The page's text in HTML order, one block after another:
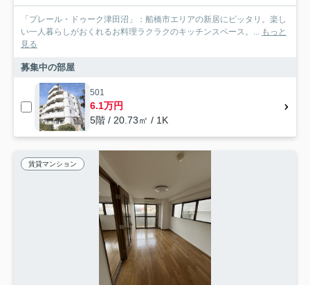
「プレール・ドゥーク津田沼」：船橋市エリアの新居にピッタリ。楽し
い一人暮らしがおくれるお料理ラクラクのキッチンスペース。... もっと
見る
募集中の部屋
501
6.1万円
5階 / 20.73㎡ / 1K
賃貸マンション